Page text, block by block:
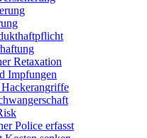
Retaxation
Impfungen
Police erfasst